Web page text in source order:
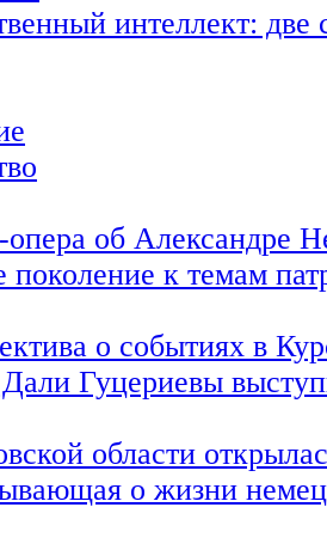
интеллект:
об Александре
поколение к темам
о событиях в
Гуцериевы
области
о жизни